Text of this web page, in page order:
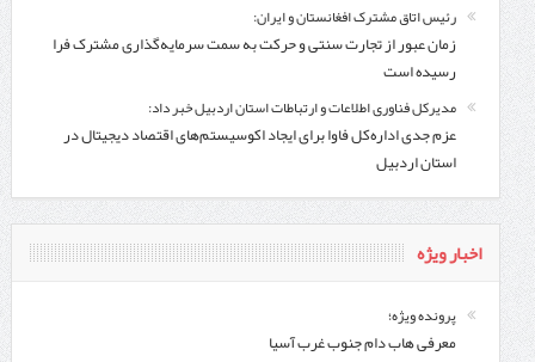
رئیس اتاق مشترک افغانستان و ایران:
زمان عبور از تجارت سنتی و حرکت به سمت سرمایه‌گذاری مشترک فرا
رسیده است
مدیرکل فناوری اطلاعات و ارتباطات استان اردبیل خبر داد:
عزم جدی اداره‌کل فاوا برای ایجاد اکوسیستم‌های اقتصاد دیجیتال در
استان اردبیل
اخبار ویژه
پرونده ویژه؛
معرفی هاب دام جنوب غرب آسیا